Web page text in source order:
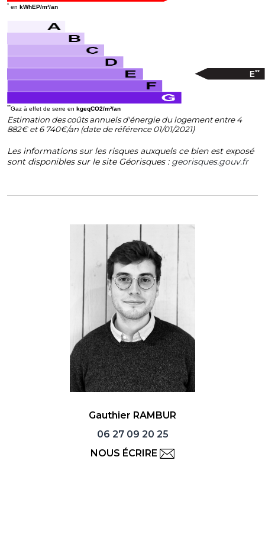
* en kWhEP/m²/an
E**
**Gaz à effet de serre en kgeqCO2/m²/an
Estimation des coûts annuels d'énergie du logement entre 4
882€ et 6 740€/an (date de référence 01/01/2021)
Les informations sur les risques auxquels ce bien est exposé
sont disponibles sur le site Géorisques : georisques.gouv.fr
Gauthier RAMBUR
06 27 09 20 25
NOUS ÉCRIRE